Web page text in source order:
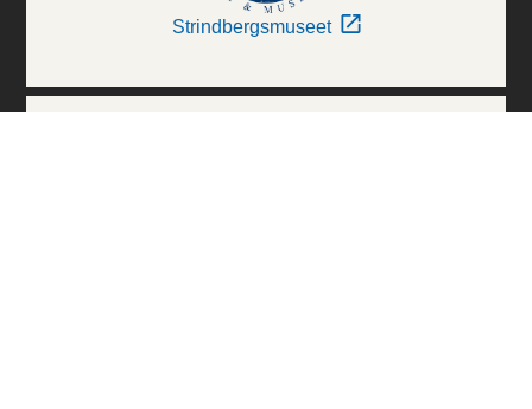
Strindbergsmuseet